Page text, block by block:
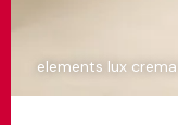
elements lux